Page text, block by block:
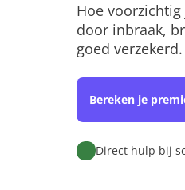
Hoe
door inbraak,
goed
Bereken je
Direct hulp bij